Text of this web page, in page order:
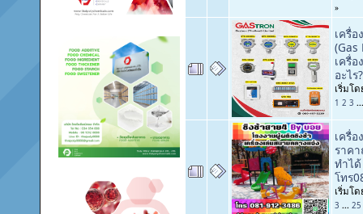
»
เครื่
(Gas
เครื่
อะไร?
เริ่มโ
1 2 3
เครื่อ
ราค
ทำไ
โทร
เริ่มโ
3 ... 25